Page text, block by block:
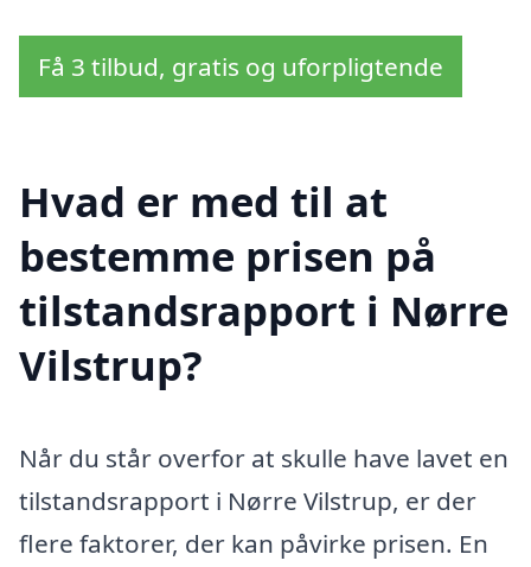
Få 3 tilbud, gratis og uforpligtende
Hvad er med til at
bestemme prisen på
tilstandsrapport i Nørre
Vilstrup?
Når du står overfor at skulle have lavet en
tilstandsrapport i Nørre Vilstrup, er der
flere faktorer, der kan påvirke prisen. En